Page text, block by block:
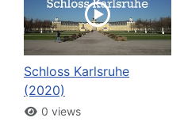
Schloss Karlsruhe
(2020)
0 views